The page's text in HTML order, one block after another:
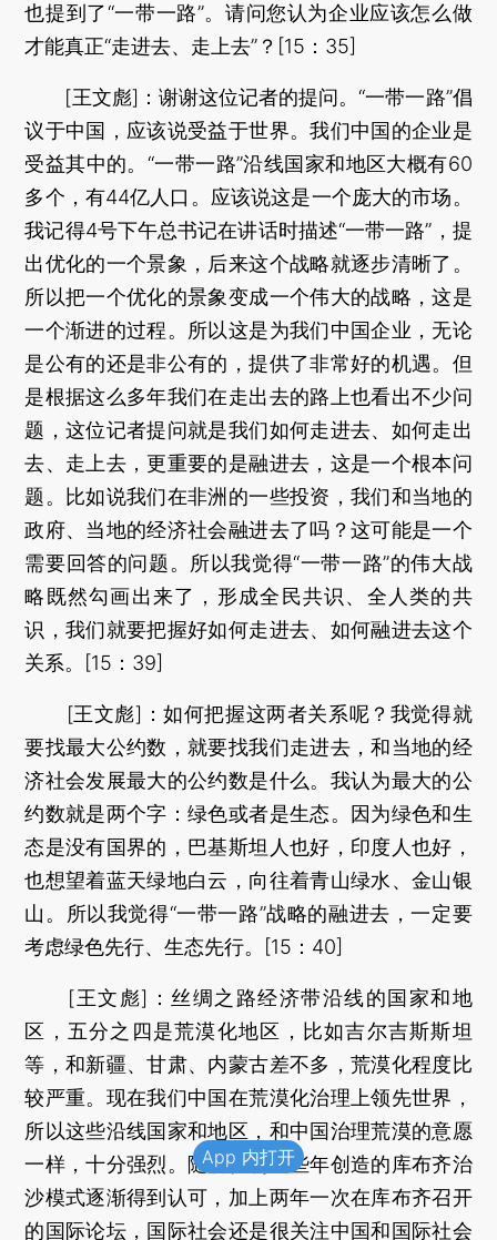
也提到了“一带一路”。请问您认为企业应该怎么做
才能真正“走进去、走上去”？[15：35]
[王文彪]：谢谢这位记者的提问。“一带一路”倡
议于中国，应该说受益于世界。我们中国的企业是
受益其中的。“一带一路”沿线国家和地区大概有60
多个，有44亿人口。应该说这是一个庞大的市场。
我记得4号下午总书记在讲话时描述“一带一路”，提
出优化的一个景象，后来这个战略就逐步清晰了。
所以把一个优化的景象变成一个伟大的战略，这是
一个渐进的过程。所以这是为我们中国企业，无论
是公有的还是非公有的，提供了非常好的机遇。但
是根据这么多年我们在走出去的路上也看出不少问
题，这位记者提问就是我们如何走进去、如何走出
去、走上去，更重要的是融进去，这是一个根本问
题。比如说我们在非洲的一些投资，我们和当地的
政府、当地的经济社会融进去了吗？这可能是一个
需要回答的问题。所以我觉得“一带一路”的伟大战
略既然勾画出来了，形成全民共识、全人类的共
识，我们就要把握好如何走进去、如何融进去这个
关系。[15：39]
[王文彪]：如何把握这两者关系呢？我觉得就
要找最大公约数，就要找我们走进去，和当地的经
济社会发展最大的公约数是什么。我认为最大的公
约数就是两个字：绿色或者是生态。因为绿色和生
态是没有国界的，巴基斯坦人也好，印度人也好，
也想望着蓝天绿地白云，向往着青山绿水、金山银
山。所以我觉得“一带一路”战略的融进去，一定要
考虑绿色先行、生态先行。[15：40]
[王文彪]：丝绸之路经济带沿线的国家和地
区，五分之四是荒漠化地区，比如吉尔吉斯斯坦
等，和新疆、甘肃、内蒙古差不多，荒漠化程度比
较严重。现在我们中国在荒漠化治理上领先世界，
所以这些沿线国家和地区，和中国治理荒漠的意愿
一样，十分强烈。随着亿利这些年创造的库布齐治
沙模式逐渐得到认可，加上两年一次在库布齐召开
的国际论坛，国际社会还是很关注中国和国际社会
App 内打开